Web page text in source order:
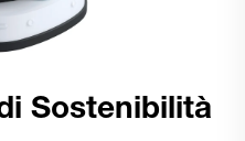
Sostenibilità